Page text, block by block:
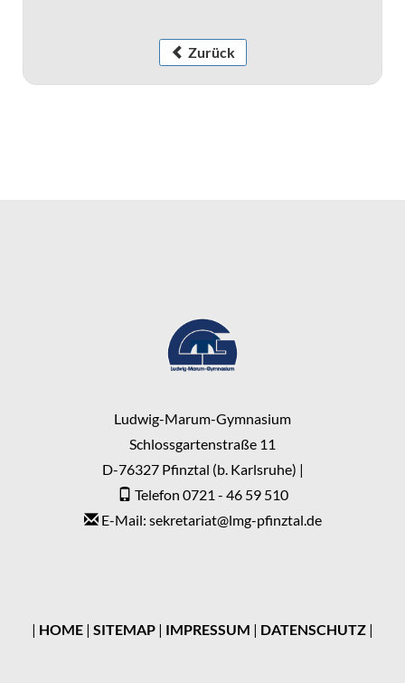
Zurück
Ludwig-Marum-Gymnasium
Schlossgartenstraße 11
D-76327 Pfinztal (b. Karlsruhe) |
Telefon 0721 - 46 59 510
E-Mail: sekretariat@lmg-pfinztal.de
| HOME | SITEMAP | IMPRESSUM | DATENSCHUTZ |